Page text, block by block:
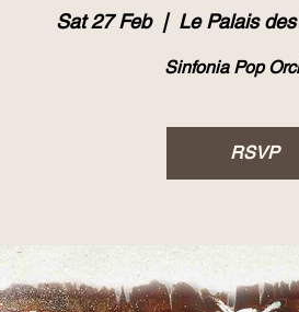
Sat 27 Feb
  |
Le Palais
Sinfonia Pop
RSVP